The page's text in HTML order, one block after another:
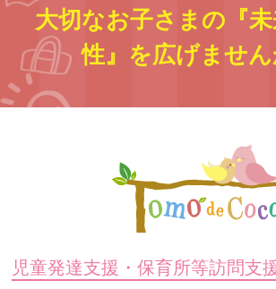
大切なお子さまの『
性』を広げません
児童発達支援・保育所等訪問支